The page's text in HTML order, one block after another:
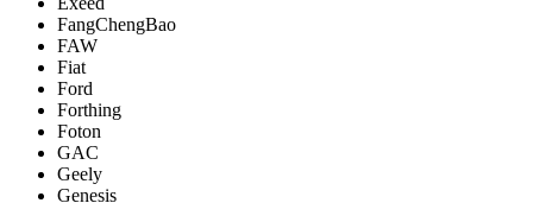
FangChengBao
FAW
Fiat
Ford
Forthing
Foton
GAC
Geely
Genesis